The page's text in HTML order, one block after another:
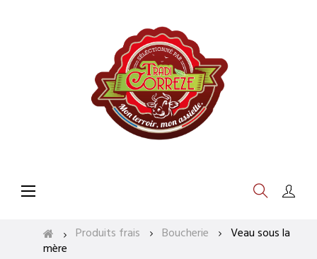
Basculer
la
☰
Produits frais Boucherie
Veau sous la
mère